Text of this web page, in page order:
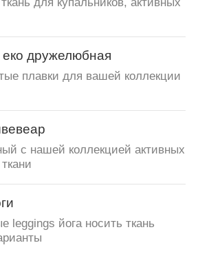
для купальников, активных
дружелюбная
плавки для вашей коллекции
с нашей коллекцией активных
leggings йога носить ткань